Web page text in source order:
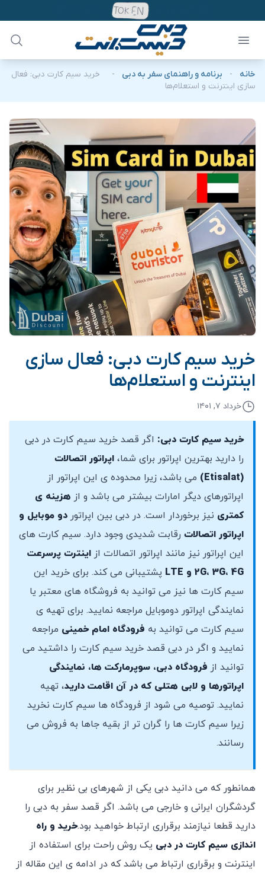
خانه - برنامه و راهنمای سفر به دبی -
خرید سیم کارت دبی: فعال
سازی اینترنت و استعلام‌ها
خرید سیم کارت دبی: فعال سازی
اینترنت و استعلام‌ها
خرداد ۷, ۱۴۰۱
خرید سیم کارت دبی: اگر قصد خرید سیم کارت در دبی
را دارید بهترین اپراتور برای شما، اپراتور اتصالات
(Etisalat)
می باشد، زیرا محدوده ی این اپراتور از
اپراتورهای دیگر امارات بیشتر می باشد و از هزینه ی
کمتری نیز برخوردار است. در دبی بین اپراتور دو موبایل و
اپراتور اتصالات رقابت شدیدی وجود دارد. سیم کارت های
این اپراتور نیز مانند اپراتور اتصالات از اینترت پرسرعت
2G، 3G، 4G و LTE
پشتیبانی می کند. برای خرید این
سیم کارت ها نیز می توانید به فروشگاه های معتبر یا
نمایندگی اپراتور دوموبایل مراجعه نمایید. برای تهیه ی
سیم کارت می توانید به فرودگاه امام خمینی مراجعه
نمایید و اگر در دبی قصد خرید سیم کارت را داشتید می
توانید از فرودگاه دبی، سوپرمارکت ها، نمایندگی
اپراتورها و لابی هتلی که در آن اقامت دارید، تهیه
نمایید. توصیه می شود از فرودگاه ها سیم کارت نخرید
زیرا سیم کارت ها را گران تر از بقیه جاها به فروش می
رسانند.
همانطور که می دانید دبی یکی از شهرهای بی نظیر برای
گردشگران ایرانی و خارجی می باشد. اگر قصد سفر به دبی را
دارید قطعا نیازمند برقراری ارتباط خواهید بود.خرید و راه
اندازی سیم کارت در دبی یک روش راحت برای استفاده از
اینترنت و برقراری ارتباط می باشد که در ادامه ی این مقاله از